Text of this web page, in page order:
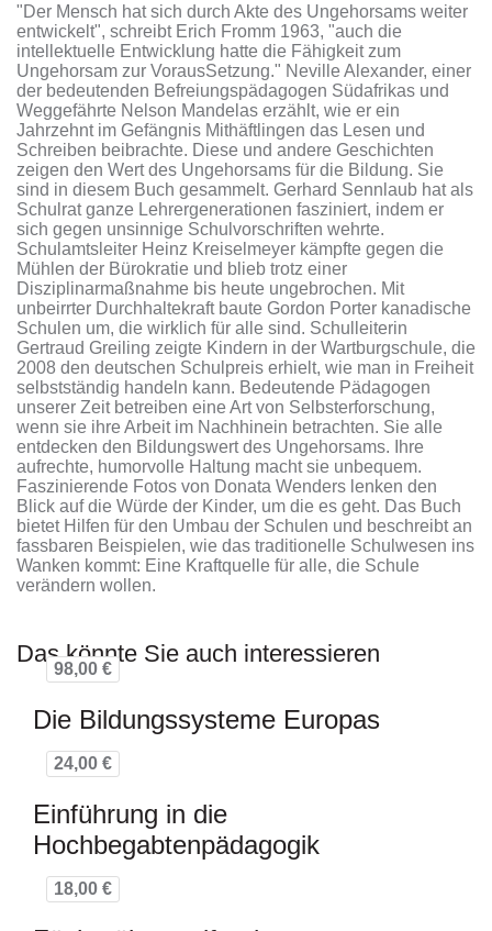
"Der Mensch hat sich durch Akte des Ungehorsams weiter
entwickelt", schreibt Erich Fromm 1963, "auch die
intellektuelle Entwicklung hatte die Fähigkeit zum
Ungehorsam zur VorausSetzung." Neville Alexander, einer
der bedeutenden Befreiungspädagogen Südafrikas und
Weggefährte Nelson Mandelas erzählt, wie er ein
Jahrzehnt im Gefängnis Mithäftlingen das Lesen und
Schreiben beibrachte. Diese und andere Geschichten
zeigen den Wert des Ungehorsams für die Bildung. Sie
sind in diesem Buch gesammelt. Gerhard Sennlaub hat als
Schulrat ganze Lehrergenerationen fasziniert, indem er
sich gegen unsinnige Schulvorschriften wehrte.
Schulamtsleiter Heinz Kreiselmeyer kämpfte gegen die
Mühlen der Bürokratie und blieb trotz einer
Disziplinarmaßnahme bis heute ungebrochen. Mit
unbeirrter Durchhaltekraft baute Gordon Porter kanadische
Schulen um, die wirklich für alle sind. Schulleiterin
Gertraud Greiling zeigte Kindern in der Wartburgschule, die
2008 den deutschen Schulpreis erhielt, wie man in Freiheit
selbstständig handeln kann. Bedeutende Pädagogen
unserer Zeit betreiben eine Art von Selbsterforschung,
wenn sie ihre Arbeit im Nachhinein betrachten. Sie alle
entdecken den Bildungswert des Ungehorsams. Ihre
aufrechte, humorvolle Haltung macht sie unbequem.
Faszinierende Fotos von Donata Wenders lenken den
Blick auf die Würde der Kinder, um die es geht. Das Buch
bietet Hilfen für den Umbau der Schulen und beschreibt an
fassbaren Beispielen, wie das traditionelle Schulwesen ins
Wanken kommt: Eine Kraftquelle für alle, die Schule
verändern wollen.
Das könnte Sie auch interessieren
98,00 €
Die Bildungssysteme Europas
24,00 €
Einführung in die
Hochbegabtenpädagogik
18,00 €